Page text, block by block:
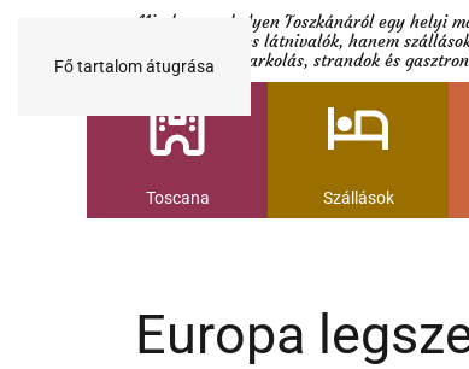
Fő tartalom átugrása
Minden egy helyen Toszkánáról egy helyi
Nemcsak a híres látnivalók, hanem
múzeumok és parkolás, strandok és
Toscana Szállások
Europa